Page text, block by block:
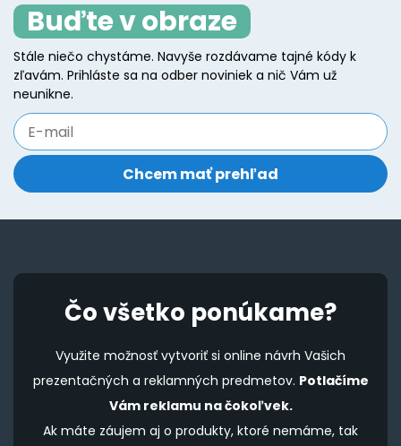
options
may
be
on
product
page
Buďte v obraze
Stále niečo chystáme. Navyše rozdávame tajné kódy k
zľavám. Prihláste sa na odber noviniek a nič Vám už
neunikne.
Čo všetko ponúkame?
Využite možnosť vytvoriť si online návrh Vašich
prezentačných a reklamných predmetov. Potlačíme
Vám reklamu na čokoľvek.
Ak máte záujem aj o produkty, ktoré nemáme, tak